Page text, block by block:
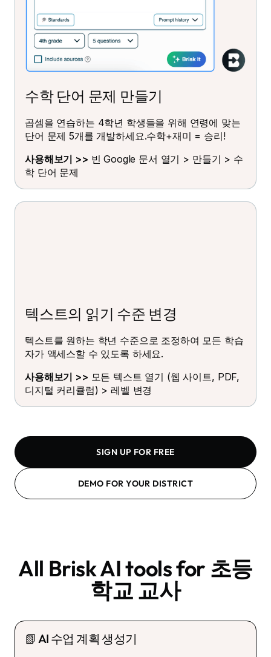
수학 단어 문제 만들기
곱셈을 연습하는 4학년 학생들을 위해 연령에 맞는
단어 문제 5개를 개발하세요.수학+재미 = 승리!
사용해보기 >> 빈 Google 문서 열기 > 만들기 > 수
학 단어 문제
텍스트의 읽기 수준 변경
텍스트를 원하는 학년 수준으로 조정하여 모든 학습
자가 액세스할 수 있도록 하세요.
사용해보기 >> 모든 텍스트 열기 (웹 사이트, PDF,
디지털 커리큘럼) > 레벨 변경
SIGN UP FOR FREE
DEMO FOR YOUR DISTRICT
All Brisk AI tools for 초등
학교 교사
📗 AI 수업 계획 생성기